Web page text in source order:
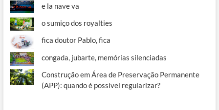
e la nave va
o sumiço dos royalties
fica doutor Pablo, fica
congada, jubarte, memórias silenciadas
Construção em Área de Preservação Permanente
(APP): quando é possível regularizar?